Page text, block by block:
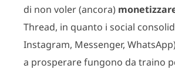
di non voler (ancora)
Thread, in quanto i social
Instagram, Messenger,
a prosperare fungono da traino